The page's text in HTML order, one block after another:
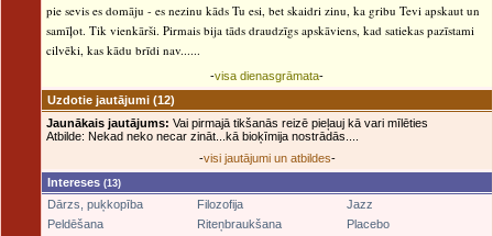
pie sevis es domāju - es nezinu kāds Tu esi, bet skaidri zinu, ka gribu Tevi apskaut un
samīļot. Tik vienkārši. Pirmais bija tāds draudzīgs apskāviens, kad satiekas pazīstami
cilvēki, kas kādu brīdi nav......
-visa dienasgrāmata-
Uzdotie jautājumi (12)
Jaunākais jautājums: Vai pirmajā tikšanās reizē pieļauj kā vari mīlēties
Atbilde: Nekad neko necar zināt...kā bioķīmija nostrādās....
-visi jautājumi un atbildes-
Intereses (13)
Dārzs, puķkopība Filozofija
Jazz
Peldēšana
Riteņbraukšana
Placebo